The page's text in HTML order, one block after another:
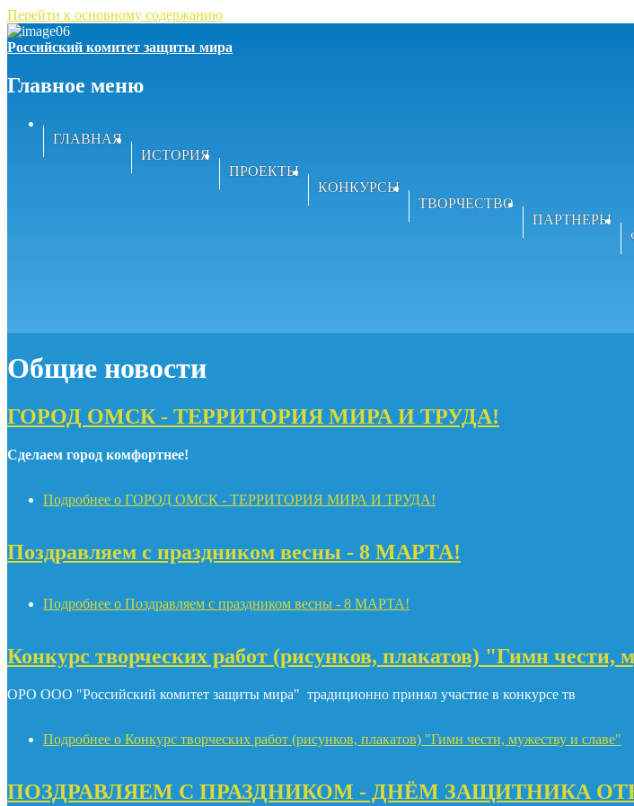
Перейти к основному содержанию
Российский комитет защиты мира
Главное меню
ГЛАВНАЯ
ИСТОРИЯ
ПРОЕКТЫ
КОНКУРСЫ
ТВОРЧЕСТВО
ПАРТНЕРЫ
Общие новости
ГОРОД ОМСК - ТЕРРИТОРИЯ МИРА И ТРУДА!
Сделаем город комфортнее!
Подробнее о ГОРОД ОМСК - ТЕРРИТОРИЯ МИРА И ТРУДА!
Поздравляем с праздником весны - 8 МАРТА!
Подробнее о Поздравляем с праздником весны - 8 МАРТА!
Конкурс творческих работ (рисунков, плакатов) "Гимн чести,
ОРО ООО "Российский комитет защиты мира" традиционно принял участие в конкурсе тв
Подробнее о Конкурс творческих работ (рисунков, плакатов) "Гимн чести, мужеству и славе"
ПОЗДРАВЛЯЕМ С ПРАЗДНИКОМ - ДНЁМ ЗАЩИТНИКА